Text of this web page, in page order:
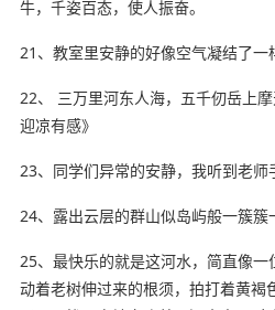
牛，千姿百态，使人振奋。
21、教室里安静的好像空气凝结了一
22、 三万里河东人海，五千仞岳上
迎凉有感》
23、同学们异常的安静，我听到老师
24、露出云层的群山似岛屿般一簇簇
25、最快乐的就是这河水，简直像
动着老树伸过来的根须，拍打着黄褐